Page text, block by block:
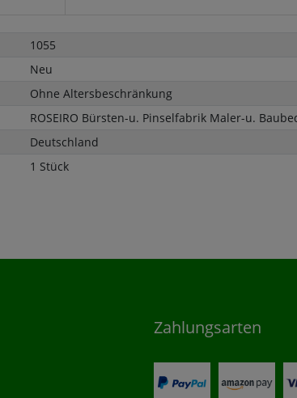
1055
Neu
Ohne Altersbeschränkung
ROSEIRO Bürsten-u. Pinselfabrik Maler-u.
Deutschland
1 Stück
Zahlungsarten